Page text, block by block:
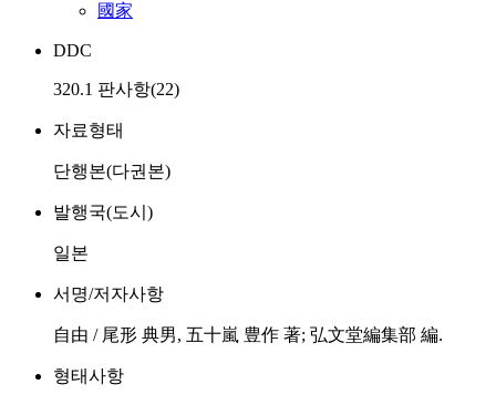
國家
DDC
320.1 판사항(22)
자료형태
단행본(다권본)
발행국(도시)
일본
서명/저자사항
自由 / 尾形 典男, 五十嵐 豊作 著; 弘文堂編集部 編.
형태사항